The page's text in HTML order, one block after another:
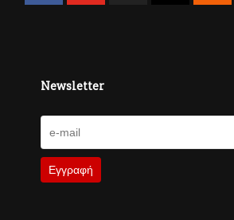
Newsletter